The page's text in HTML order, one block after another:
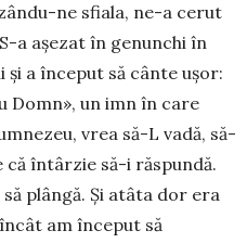
ne sfiala, ne-a cerut
a așezat în genunchi în
a început să cânte ușor:
Domn», un imn în care
vrea să-L vadă, să-
întârzie să-i răspundă.
plân­gă. Și atâta dor era
am început să